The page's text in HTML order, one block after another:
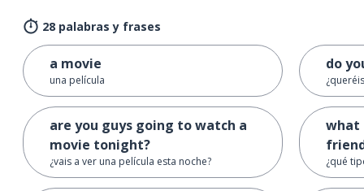
28 palabras y frases
a movie
una película
are you guys going to watch a
movie tonight?
¿vais a ver una película esta noche?
do
what
¿qué